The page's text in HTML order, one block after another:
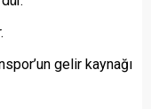
gelir kaynağı